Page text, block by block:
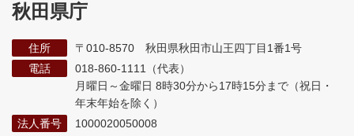
秋田県庁
住所
〒010-8570 秋田県秋田市山王四丁目1番1号
電話
018-860-1111（代表）
月曜日～金曜日 8時30分から17時15分まで （祝日・
年末年始を除く）
法人番号
1000020050008